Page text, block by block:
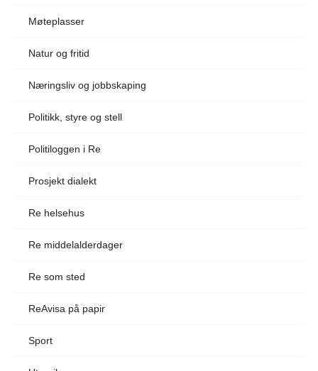
Møteplasser
Natur og fritid
Næringsliv og jobbskaping
Politikk, styre og stell
Politiloggen i Re
Prosjekt dialekt
Re helsehus
Re middelalderdager
Re som sted
ReAvisa på papir
Sport